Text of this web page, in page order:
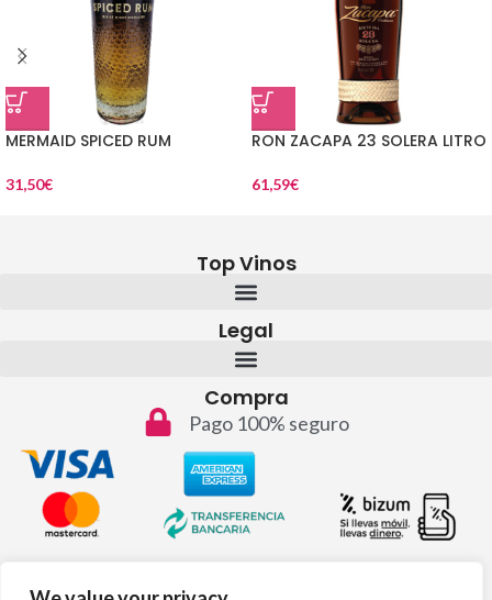
MERMAID SPICED RUM
31,50€
RON ZACAPA 23 SOLERA LITRO
61,59€
Top Vinos
Legal
Compra
Pago 100% seguro